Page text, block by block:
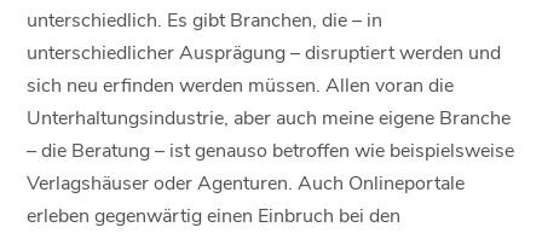
unterschiedlich. Es gibt Branchen, die – in
unterschiedlicher Ausprägung – disruptiert werden und
sich neu erfinden werden müssen. Allen voran die
Unterhaltungsindustrie, aber auch meine eigene Branche
– die Beratung – ist genauso betroffen wie beispielsweise
Verlagshäuser oder Agenturen. Auch Onlineportale
erleben gegenwärtig einen Einbruch bei den